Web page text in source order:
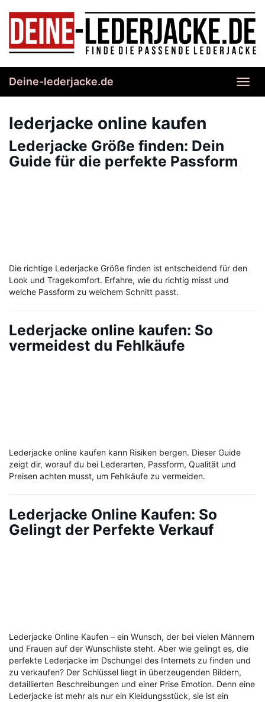
content
Deine-lederjacke.de
lederjacke online kaufen
Lederjacke Größe finden: Dein
Guide für die perfekte Passform
Die richtige Lederjacke Größe finden ist entscheidend für den
Look und Tragekomfort. Erfahre, wie du richtig misst und
welche Passform zu welchem Schnitt passt.
Lederjacke online kaufen: So
vermeidest du Fehlkäufe
Lederjacke online kaufen kann Risiken bergen. Dieser Guide
zeigt dir, worauf du bei Lederarten, Passform, Qualität und
Preisen achten musst, um Fehlkäufe zu vermeiden.
Lederjacke Online Kaufen: So
Gelingt der Perfekte Verkauf
Lederjacke Online Kaufen – ein Wunsch, der bei vielen Männern
und Frauen auf der Wunschliste steht. Aber wie gelingt es, die
perfekte Lederjacke im Dschungel des Internets zu finden und
zu verkaufen? Der Schlüssel liegt in überzeugenden Bildern,
detaillierten Beschreibungen und einer Prise Emotion. Denn eine
Lederjacke ist mehr als nur ein Kleidungsstück, sie ist ein